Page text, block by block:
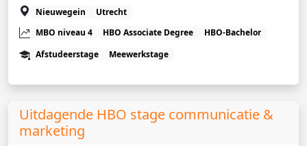
Nieuwegein
Utrecht
MBO niveau 4
HBO Associate Degree
HBO-Bachelor
Afstudeerstage
Meewerkstage
Uitdagende HBO stage communicatie &
marketing